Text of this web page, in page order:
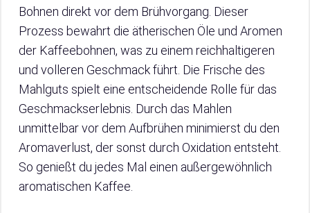
Bohnen direkt vor dem Brühvorgang. Dieser
Prozess bewahrt die ätherischen Öle und Aromen
der Kaffeebohnen, was zu einem reichhaltigeren
und volleren Geschmack führt. Die Frische des
Mahlguts spielt eine entscheidende Rolle für das
Geschmackserlebnis. Durch das Mahlen
unmittelbar vor dem Aufbrühen minimierst du den
Aromaverlust, der sonst durch Oxidation entsteht.
So genießt du jedes Mal einen außergewöhnlich
aromatischen Kaffee.